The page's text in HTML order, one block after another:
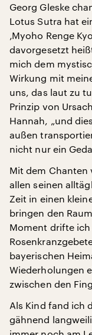
Georg Gleske
Lotus Sutra hat
‚Myoho Renge
davorgesetzt
mich dem
Wirkung mit
uns, das laut zu
Prinzip von
Hannah, „und
außen
nicht nur ein
Mit dem Chanten
allen seinen
Zeit in einen
bringen den
Moment drifte
bayerischen
Wiederholungen
zwischen den
Als Kind fand ich
gähnend